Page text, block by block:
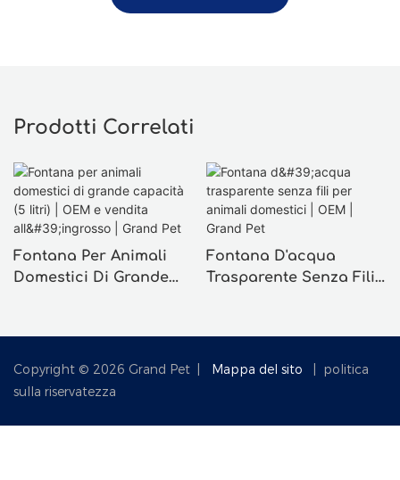
Prodotti Correlati
Fontana Per Animali
Domestici Di Grande
Grand Pet
Fontana D'acqua
Trasparente Senza Fili
Copyright © 2026 Grand Pet | Mappa del sito
politica
sulla riservatezza